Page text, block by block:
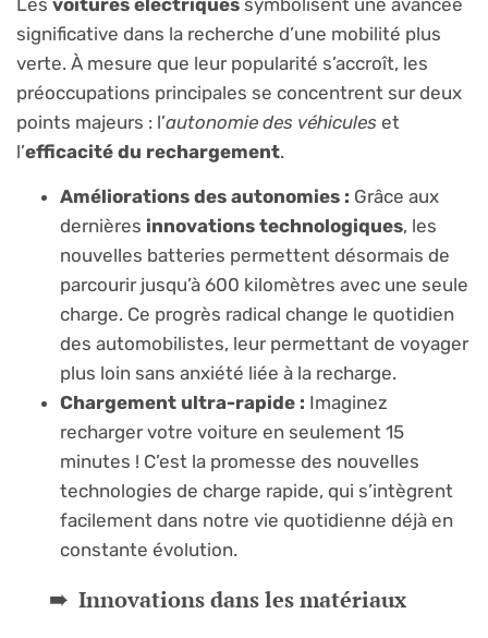
significative dans la recherche d’une mobilité plus
verte. À mesure que leur popularité s’accroît, les
préoccupations principales se concentrent sur deux
points majeurs : l’autonomie des véhicules et
l’efficacité du rechargement.
Améliorations des autonomies : Grâce aux
dernières innovations technologiques, les
nouvelles batteries permettent désormais de
parcourir jusqu’à 600 kilomètres avec une seule
charge. Ce progrès radical change le quotidien
des automobilistes, leur permettant de voyager
plus loin sans anxiété liée à la recharge.
Chargement ultra-rapide : Imaginez
recharger votre voiture en seulement 15
minutes ! C’est la promesse des nouvelles
technologies de charge rapide, qui s’intègrent
facilement dans notre vie quotidienne déjà en
constante évolution.
Innovations dans les matériaux